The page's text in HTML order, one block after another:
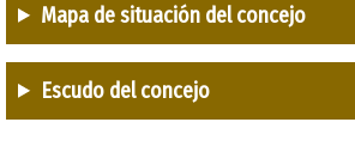
Mapa de situación del concejo
Escudo del concejo